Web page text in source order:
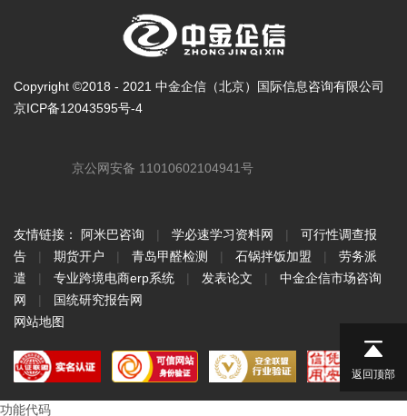
Copyright ©2018 - 2021 中金企信（北京）国际信息咨询有限公司
京ICP备12043595号-4
京公网安备 11010602104941号
友情链接： 阿米巴咨询 | 学必速学习资料网 |
可行性调查报
告
| 期货开户 | 青岛甲醛检测 | 石锅拌饭加盟 |
劳务派
遣
| 专业跨境电商erp系统 | 发表论文 |
中金企信市场咨询
网
|
国统研究报告网
网站地图
返回顶部
功能代码